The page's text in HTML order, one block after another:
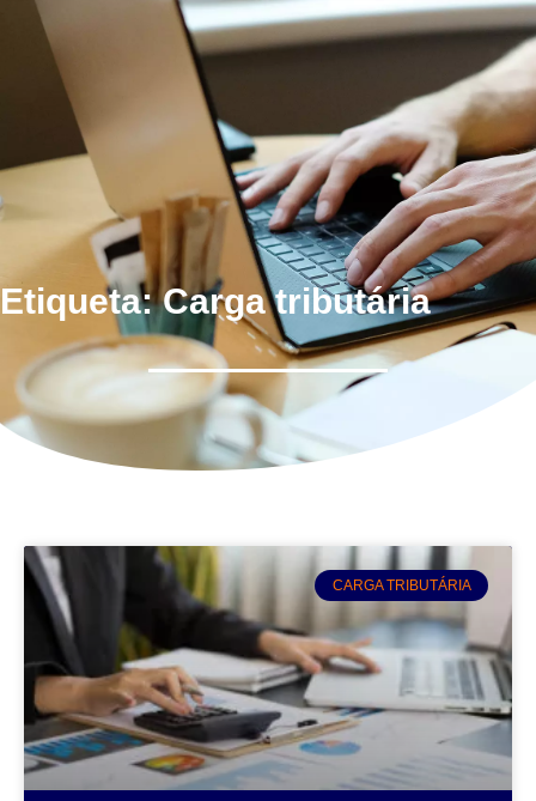
Etiqueta: Carga tributária
CARGA TRIBUTÁRIA